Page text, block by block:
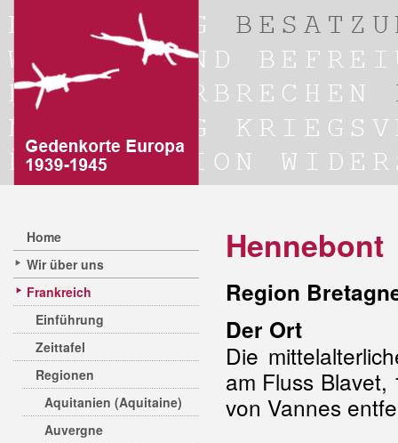
Home
Wir über uns
Frankreich
Einführung
Zeittafel
Regionen
Aquitanien (Aquitaine)
Auvergne
Hennebont
Region
Der Ort
Die
am Fluss
von Vannes